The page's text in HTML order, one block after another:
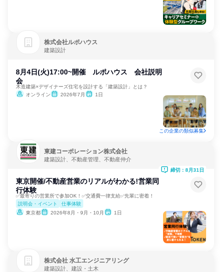
株式会社ルポハウス
建築設計
8月4日(火)17:00~開催 ルポハウス 会社説明
会
木造建築×デザイナーズ住宅を設計する「建築設計」とは？
オンライン
2026年7月 1日
この企業の類似募集
東建コーポレーション株式会社
建築設計、不動産管理、不動産仲介
東京開催/不動産営業のリアルがわかる!営業同
行体験
✅最寄りの営業所で参加OK！✅交通費一律支給✅先輩に密着！
説明会・イベント
仕事体験
東京都
2026年8月・9月・10月 1日
締切：8月31日
株式会社 水工エンジニアリング
建築設計、建設・土木